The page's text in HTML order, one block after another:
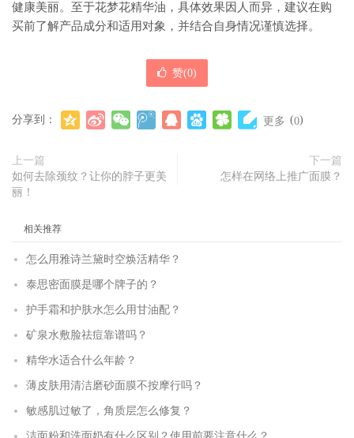
健康美丽。至于花梦花精华油，具体效果因人而异，建议在购
买前了解产品成分和适用对象，并结合自身情况谨慎选择。
赞(0)
分享到： 更多 (0)
上一篇
如何去除颈纹？让你的脖子更美
丽！
下一篇
怎样在网络上推广面膜？
相关推荐
怎么用雅诗兰黛时空焕活精华？
泰思密面膜是哪个牌子的？
护手霜和护肤水怎么用甘油配？
矿泉水敷脸祛痘靠谱吗？
精华水适合什么年龄？
薄皮肤用清洁磨砂面膜不按摩行吗？
敏感肌过敏了，角质层怎么修复？